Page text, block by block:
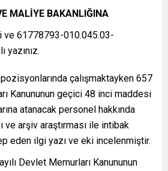
MALİYE BAKANLIĞINA
ve 61778793-010.045.03-
yazınız.
çalışmaktayken 657
Kanununun geçici 48 inci maddesi
atanacak personel hakkında
ve arşiv araştırması ile intibak
eden ilgi yazı ve eki incelenmiştir.
Devlet Memurları Kanununun